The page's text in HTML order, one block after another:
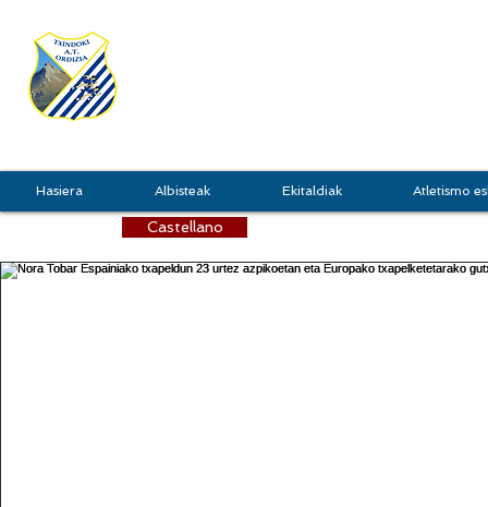
Castellano
Hasiera Albisteak Ekitaldiak Atletismo